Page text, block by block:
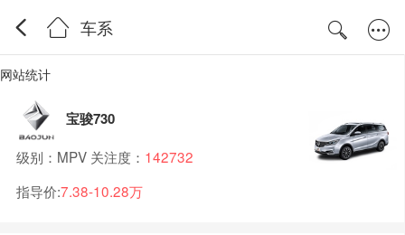
车系
网站统计
宝骏730
级别：MPV 关注度： 142732
指导价:7.38-10.28万